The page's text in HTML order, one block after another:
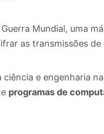
Mundial, uma
as transmissões
ciência e engenharia
programas de